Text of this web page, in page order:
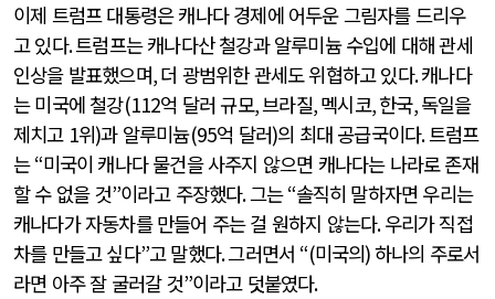
이제 트럼프 대통령은 캐나다 경제에 어두운 그림자를 드리우
고 있다.트럼프는 캐나다산 철강과 알루미늄 수입에 대해 관세
인상을 발표했으며,더 광범위한 관세도 위협하고 있다.캐나다
는 미국에 철강(112억 달러 규모,브라질,멕시코,한국,독일을
제치고 1위)과 알루미늄(95억 달러)의 최대 공급국이다.트럼프
는“미국이 캐나다 물건을 사주지 않으면 캐나다는 나라로 존재
할 수 없을 것”이라고 주장했다.그는“솔직히 말하자면 우리는
캐나다가 자동차를 만들어 주는 걸 원하지 않는다.우리가 직접
차를 만들고 싶다”고 말했다.그러면서 “(미국의)하나의 주로서
라면 아주 잘 굴러갈 것”이라고 덧붙였다.